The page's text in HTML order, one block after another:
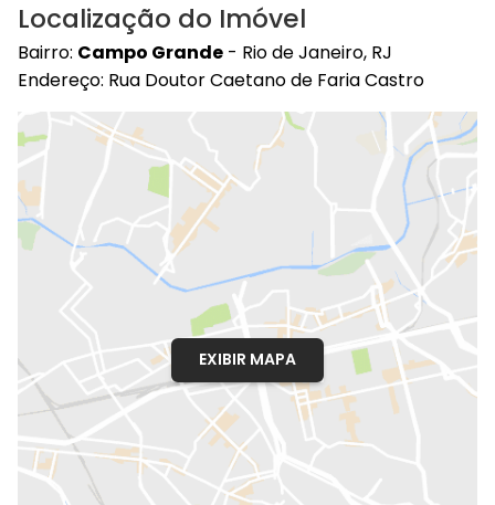
Localização do Imóvel
Bairro: Campo Grande - Rio de Janeiro, RJ
Endereço: Rua Doutor Caetano de Faria Castro
EXIBIR MAPA